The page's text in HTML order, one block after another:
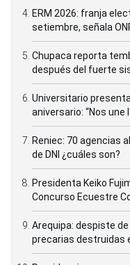
ERM 2026: franja
setiembre, señala
Chupaca reporta
después del fuerte
Universitario
aniversario: “Nos une
Reniec: 70 agencias
de DNI ¿cuáles son?
Presidenta Keiko
Concurso Ecuestre
Arequipa: despiste
precarias destruidas